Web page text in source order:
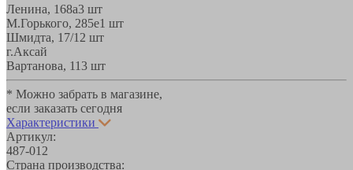
Ленина, 168а3 шт
М.Горького, 285е1 шт
Шмидта, 17/1 2 шт
г.Аксай
Вартанова, 113 шт
* Можно забрать в магазине,
если заказать сегодня
Характеристики
Артикул:
487-012
Страна производства: